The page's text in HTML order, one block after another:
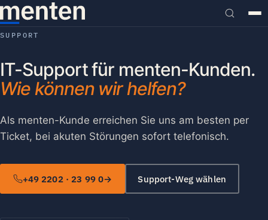
SUPPORT
IT-Support für menten-Kunden.
Wie können wir helfen?
Als menten-Kunde erreichen Sie uns am besten per
Ticket, bei akuten Störungen sofort telefonisch.
+49 2202 · 23 99 0 Support-Weg wählen